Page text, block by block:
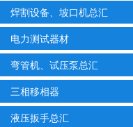
焊割设备、坡口机总汇
电力测试器材
弯管机、试压泵总汇
三相移相器
液压扳手总汇